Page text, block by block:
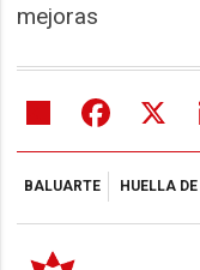
mejoras
Share Facebook
BALUARTE HUELLA